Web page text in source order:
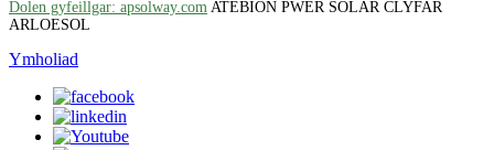
Dolen gyfeillgar: apsolway.com ATEBION PŴER SOLAR CLYFAR
ARLOESOL
Ymholiad